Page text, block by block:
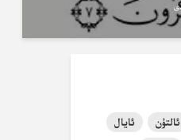
ئالتۇن
ئايال